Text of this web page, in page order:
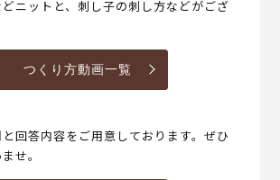
ニットと、刺し子の刺し方などがござ
つくり方動画一覧
回答内容をご用意しております。ぜひ
せ。